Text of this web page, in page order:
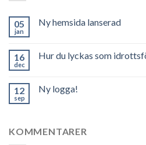
05
jan
Ny hemsida lanserad
16
dec
Hur du lyckas som
12
sep
Ny logga!
KOMMENTARER